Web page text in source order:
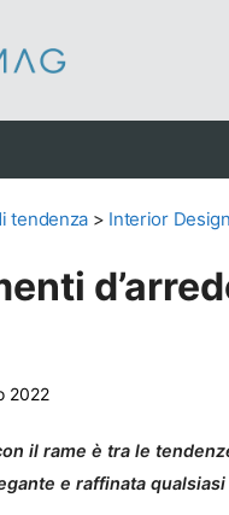
tendenza > Interior Design
2022
il rame è tra le
e raffinata